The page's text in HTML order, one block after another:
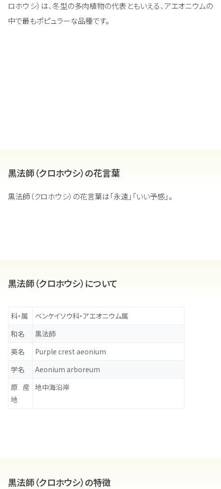
ロホウシ）は、冬型の多肉植物の代表ともいえる、アエオニウムの
中で最もポピュラーな品種です。
黒法師（クロホウシ）の花言葉
黒法師（クロホウシ）の花言葉は「永遠」「いい予感」。
黒法師（クロホウシ）について
科・属
ベンケイソウ科・アエオニウム属
和名
黒法師
英名
Purple crest aeonium
学名
Aeonium arboreum
原産
地
地中海沿岸
黒法師（クロホウシ）の特徴